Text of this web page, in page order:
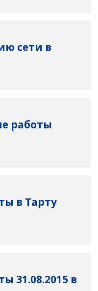
сети в
работы
в Тарту
31.08.2015 в